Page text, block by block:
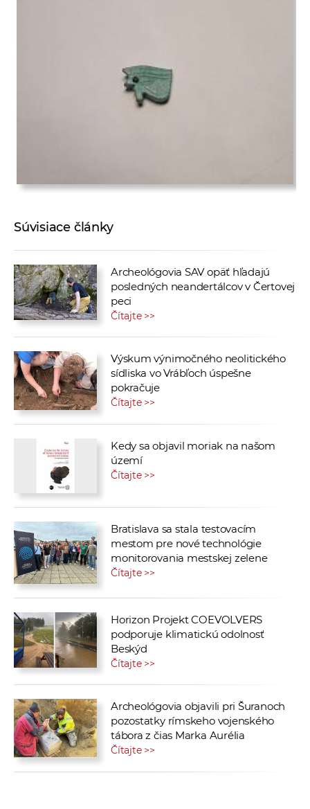
Súvisiace články
Archeológovia SAV opäť hľadajú
posledných neandertálcov v Čertovej
peci
Čítajte >>
Výskum výnimočného neolitického
sídliska vo Vrábľoch úspešne
pokračuje
Čítajte >>
Kedy sa objavil moriak na našom
území
Čítajte >>
Bratislava sa stala testovacím
mestom pre nové technológie
monitorovania mestskej zelene
Čítajte >>
Horizon Projekt COEVOLVERS
podporuje klimatickú odolnosť
Beskýd
Čítajte >>
Archeológovia objavili pri Šuranoch
pozostatky rímskeho vojenského
tábora z čias Marka Aurélia
Čítajte >>